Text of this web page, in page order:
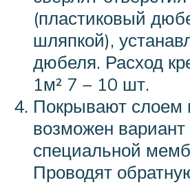
(пластиковый
шляпкой),
дюбеля. Расход
1м² 7 − 10 шт.
Покрывают слоем
возможен вариант
специальной
Проводят